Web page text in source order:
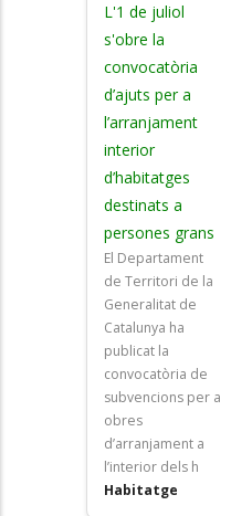
L'1 de juliol
s'obre la
convocatòria
d’ajuts per a
l’arranjament
interior
d’habitatges
destinats a
persones grans
El Departament
de Territori de la
Generalitat de
Catalunya ha
publicat la
convocatòria de
subvencions per a
obres
d’arranjament a
l’interior dels h
Habitatge